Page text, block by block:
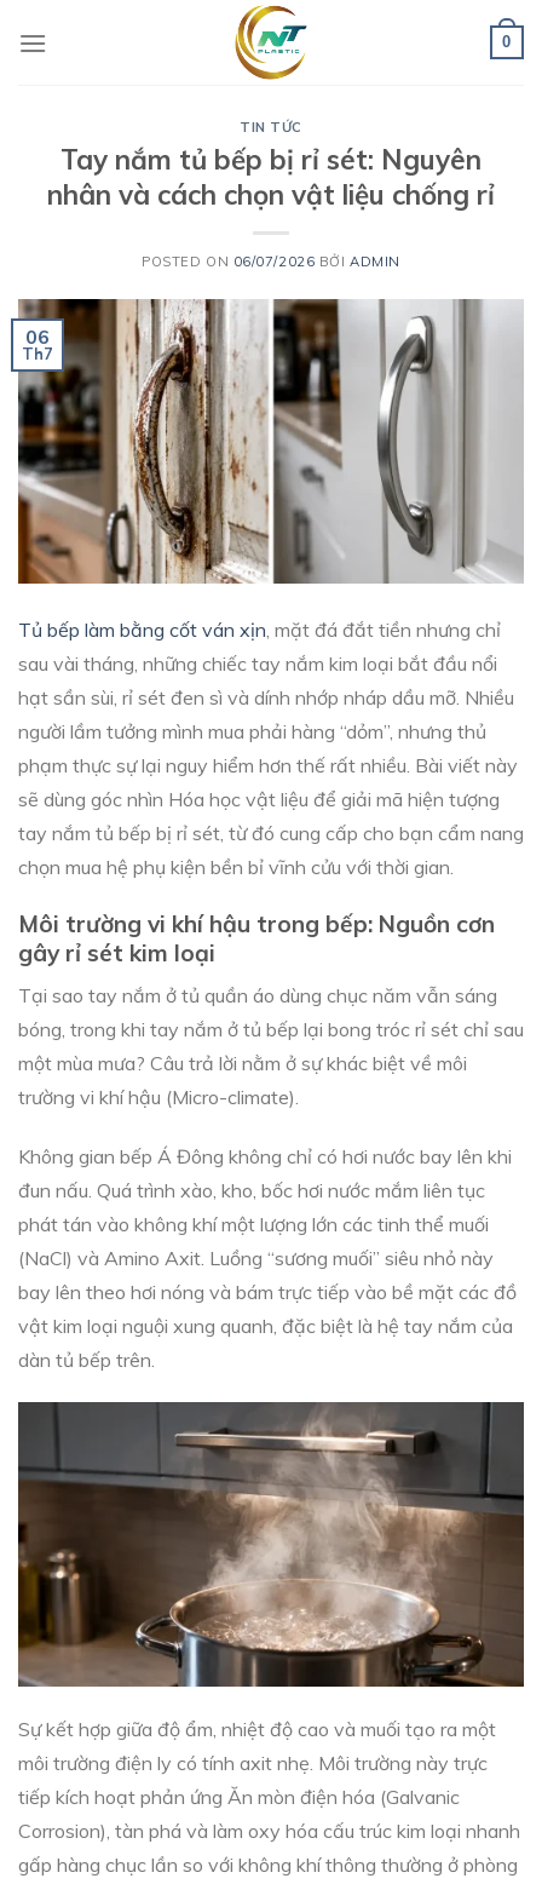
0
TIN TỨC
Tay nắm tủ bếp bị rỉ sét: Nguyên
nhân và cách chọn vật liệu chống rỉ
POSTED ON 06/07/2026 BỞIADMIN
06
Th7
Tủ bếp làm bằng cốt ván xịn , mặt đá đắt tiền nhưng chỉ
sau vài tháng, những chiếc tay nắm kim loại bắt đầu nổi
hạt sần sùi, rỉ sét đen sì và dính nhớp nháp dầu mỡ. Nhiều
người lầm tưởng mình mua phải hàng “dỏm”, nhưng thủ
phạm thực sự lại nguy hiểm hơn thế rất nhiều. Bài viết này
sẽ dùng góc nhìn Hóa học vật liệu để giải mã hiện tượng
tay nắm tủ bếp bị rỉ sét, từ đó cung cấp cho bạn cẩm nang
chọn mua hệ phụ kiện bền bỉ vĩnh cửu với thời gian.
Môi trường vi khí hậu trong bếp: Nguồn cơn
gây rỉ sét kim loại
Tại sao tay nắm ở tủ quần áo dùng chục năm vẫn sáng
bóng, trong khi tay nắm ở tủ bếp lại bong tróc rỉ sét chỉ sau
một mùa mưa? Câu trả lời nằm ở sự khác biệt về môi
trường vi khí hậu (Micro-climate).
Không gian bếp Á Đông không chỉ có hơi nước bay lên khi
đun nấu. Quá trình xào, kho, bốc hơi nước mắm liên tục
phát tán vào không khí một lượng lớn các tinh thể muối
(NaCl) và Amino Axit. Luồng “sương muối” siêu nhỏ này
bay lên theo hơi nóng và bám trực tiếp vào bề mặt các đồ
vật kim loại nguội xung quanh, đặc biệt là hệ tay nắm của
dàn tủ bếp trên.
Sự kết hợp giữa độ ẩm, nhiệt độ cao và muối tạo ra một
môi trường điện ly có tính axit nhẹ. Môi trường này trực
tiếp kích hoạt phản ứng Ăn mòn điện hóa (Galvanic
Corrosion), tàn phá và làm oxy hóa cấu trúc kim loại nhanh
gấp hàng chục lần so với không khí thông thường ở phòng